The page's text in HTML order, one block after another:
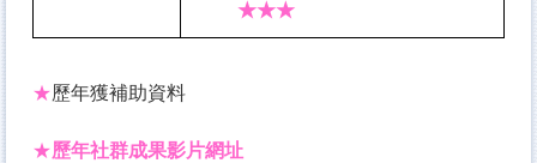
★★★
★歷年獲補助資料
★歷年社群成果影片網址